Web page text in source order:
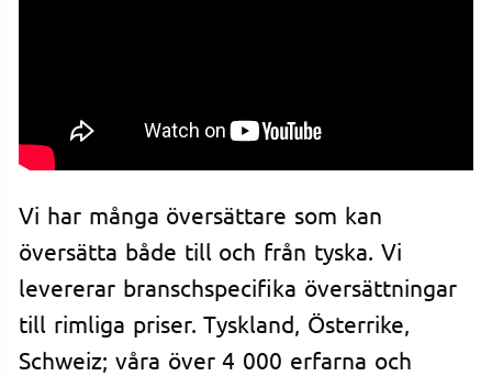
Vi har många översättare som kan
översätta både till och från tyska. Vi
levererar branschspecifika översättningar
till rimliga priser. Tyskland, Österrike,
Schweiz; våra över 4 000 erfarna och